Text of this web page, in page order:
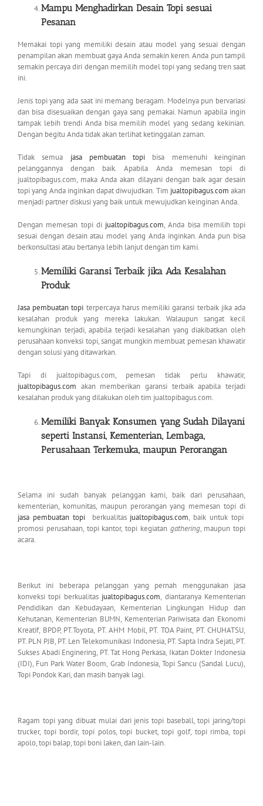
Mampu Menghadirkan Desain Topi sesuai
Pesanan
Memakai topi yang memiliki desain atau model yang sesuai dengan
penampilan akan membuat gaya Anda semakin keren. Anda pun tampil
semakin percaya diri dengan memilih model topi yang sedang tren saat
ini.
Jenis topi yang ada saat ini memang beragam. Modelnya pun bervariasi
dan bisa disesuaikan dengan gaya sang pemakai. Namun apabila ingin
tampak lebih trendi Anda bisa memilih model yang sedang kekinian.
Dengan begitu Anda tidak akan terlihat ketinggalan zaman.
Tidak semua jasa pembuatan topi bisa memenuhi keinginan
pelanggannya dengan baik. Apabila Anda memesan topi di
jualtopibagus.com, maka Anda akan dilayani dengan baik agar desain
topi yang Anda inginkan dapat diwujudkan. Tim jualtopibagus.com akan
menjadi partner diskusi yang baik untuk mewujudkan keinginan Anda.
Dengan memesan topi dijualtopibagus.com, Anda bisa memilih topi
sesuai dengan desain atau model yang Anda inginkan. Anda pun bisa
berkonsultasi atau bertanya lebih lanjut dengan tim kami.
Memiliki Garansi Terbaik jika Ada Kesalahan
Produk
Jasa pembuatan topi terpercaya harus memiliki garansi terbaik jika ada
kesalahan produk yang mereka lakukan. Walaupun sangat kecil
kemungkinan terjadi, apabila terjadi kesalahan yang diakibatkan oleh
perusahaan konveksi topi, sangat mungkin membuat pemesan khawatir
dengan solusi yang ditawarkan.
Tapi di jualtopibagus.com, pemesan tidak perlu khawatir,
jualtopibagus.com akan memberikan garansi terbaik apabila terjadi
kesalahan produk yang dilakukan oleh tim jualtopibagus.com.
Memiliki Banyak Konsumen yang Sudah Dilayani
seperti Instansi, Kementerian, Lembaga,
Perusahaan Terkemuka, maupun Perorangan
Selama ini sudah banyak pelanggan kami, baik dari perusahaan,
kementerian, komunitas, maupun perorangan yang memesan topi di
jasa pembuatan topi
berkualitas jualtopibagus.com, baik untuk topi
promosi perusahaan, topi kantor, topi kegiatan gathering, maupun topi
acara.
Berikut ini beberapa pelanggan yang pernah menggunakan jasa
konveksi topi berkualitas jualtopibagus.com, diantaranya Kementerian
Pendidikan dan Kebudayaan, Kementerian Lingkungan Hidup dan
Kehutanan, Kementerian BUMN, Kementerian Pariwisata dan Ekonomi
Kreatif, BPDP, PT.Toyota, PT. AHM Mobil, PT. TOA Paint, PT. CHUHATSU,
PT. PLN PJB, PT. Len Telekomunikasi Indonesia, PT. Sapta Indra Sejati, PT.
Sukses Abadi Enginering, PT. Tat Hong Perkasa, Ikatan Dokter Indonesia
(IDI), Fun Park Water Boom, Grab Indonesia, Topi Sancu (Sandal Lucu),
Topi Pondok Kari, dan masih banyak lagi.
Ragam topi yang dibuat mulai dari jenis topi baseball, topi jaring/topi
trucker, topi bordir, topi polos, topi bucket, topi golf, topi rimba, topi
apolo, topi balap, topi boni laken, dan lain-lain.